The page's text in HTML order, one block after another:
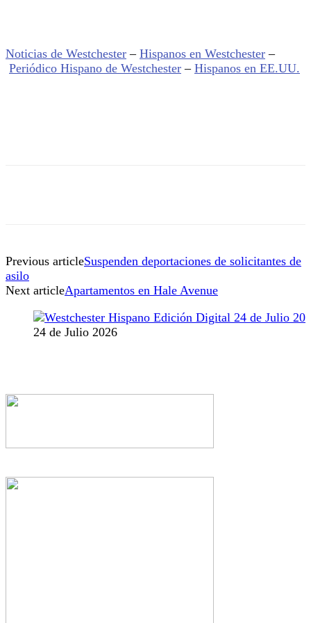
Noticias de Westchester – Hispanos en Westchester –
Periódico Hispano de Westchester – Hispanos en EE.UU.
Previous articleSuspenden deportaciones de solicitantes de
asilo
Next articleApartamentos en Hale Avenue
24 de Julio 2026